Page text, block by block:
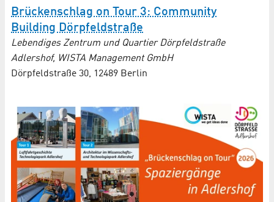
Brückenschlag on Tour 3: Community
Building Dörpfeldstraße
Lebendiges Zentrum und Quartier Dörpfeldstraße
Adlershof, WISTA Management GmbH
Dörpfeldstraße 30, 12489 Berlin